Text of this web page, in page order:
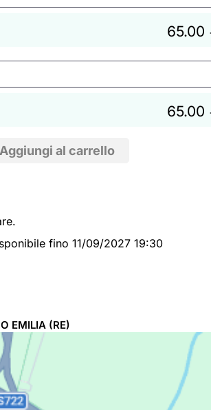
65.00
65.00
fino 11/09/2027 19:30
EMILIA (RE)